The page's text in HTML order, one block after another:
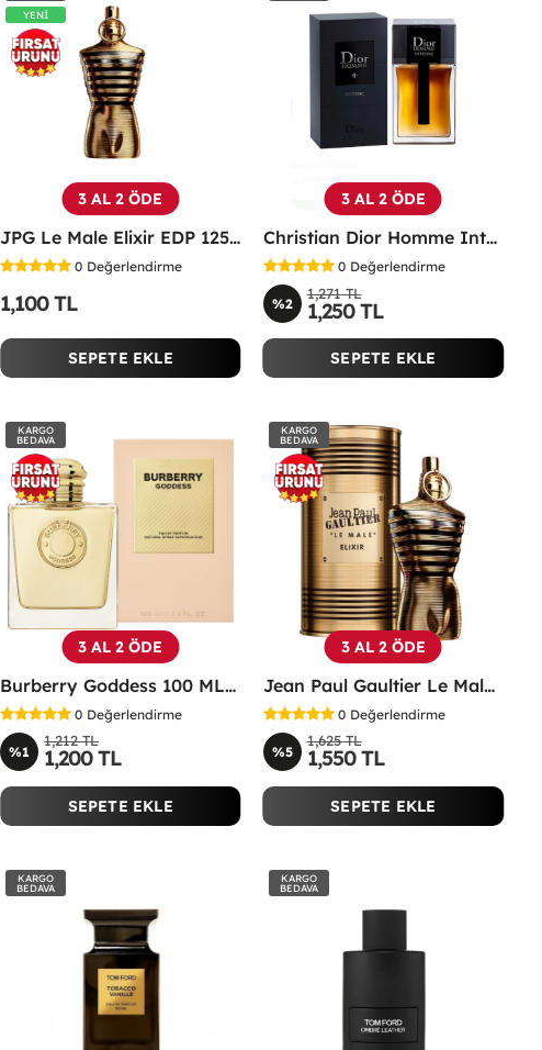
YENİ
3 AL 2 ÖDE
JPG Le Male Elixir EDP 125 ML TESTER Erkek Parfüm -
0 Değerlendirme
1,100 TL
SEPETE EKLE
3 AL 2 ÖDE
Christian Dior Homme Intense Edp 100 ML Erkek Parfüm - CDHİ
0 Değerlendirme
%2
1,271 TL
1,250 TL
SEPETE EKLE
KARGO
BEDAVA
3 AL 2 ÖDE
Burberry Goddess 100 ML EDP Kadın Parfümü -
0 Değerlendirme
%1
1,212 TL
1,200 TL
SEPETE EKLE
KARGO
BEDAVA
3 AL 2 ÖDE
Jean Paul Gaultier Le Male Elixir EDP 125 Ml Erkek Parfüm -
0 Değerlendirme
%5
1,625 TL
1,550 TL
SEPETE EKLE
KARGO
BEDAVA
KARGO
BEDAVA